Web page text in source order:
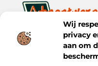
Wij
privacy
aan om
Ontwerp je dagelijks
Ontdek praktische tips,
inzichten